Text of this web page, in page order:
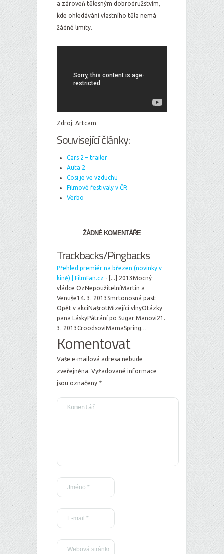
a zároveň tělesným dobrodružstvím,
kde ohledávání vlastního těla nemá
žádné limity.
Zdroj: Artcam
Související články:
Cars 2 – trailer
Auta 2
Cosi je ve vzduchu
Filmové festivaly v ČR
Verbo
ŽÁDNÉ KOMENTÁŘE
Trackbacks/Pingbacks
Přehled premiér na březen (novinky v
kině) | FilmFan.cz - [...] 2013Mocný
vládce OzNepoužitelníMartin a
Venuše14. 3. 2013Smrtonosná past:
Opět v akciNašrotMizející vlnyOtázky
pana LáskyPátrání po Sugar Manovi21.
3. 2013CroodsoviMamaSpring…
Komentovat
Vaše e-mailová adresa nebude
zveřejněna. Vyžadované informace
jsou označeny *